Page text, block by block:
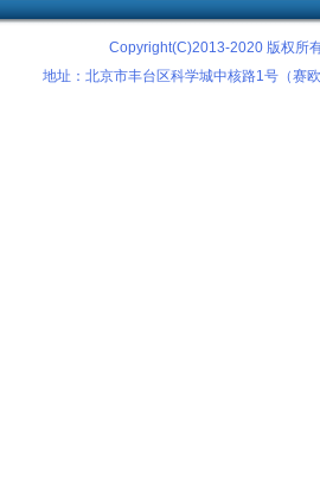
Copyright(C)2013-2020 版权所
地址：北京市丰台区科学城中核路1号（赛